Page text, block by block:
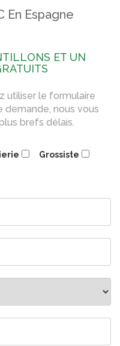
En Espagne
ET UN
utiliser le formulaire
nous vous
brefs délais.
Grossiste